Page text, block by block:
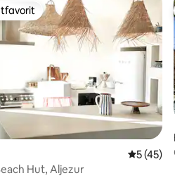
gästfavorit
5 av 5 i
5 (45)
Hut, Aljezur